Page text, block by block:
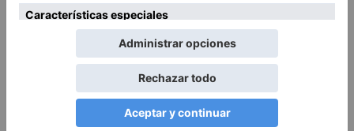
Papel Seda
Personalizado Madrid
Papel Seda Personalizado Madrid . En
nuestra tienda online depapel seda